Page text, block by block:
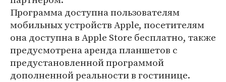
Программа доступна пользователям
мобильных устройств Apple, посетителям
она доступна в Apple Store бесплатно, также
предусмотрена аренда планшетов с
предустановленной программой
дополненной реальности в гостинице.